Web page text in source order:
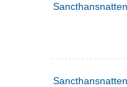
Sancthansnatten